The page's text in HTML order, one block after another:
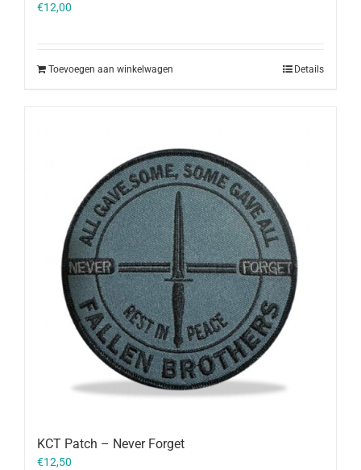
€12,00
Toevoegen aan winkelwagen Details
KCT Patch – Never Forget
€12,50